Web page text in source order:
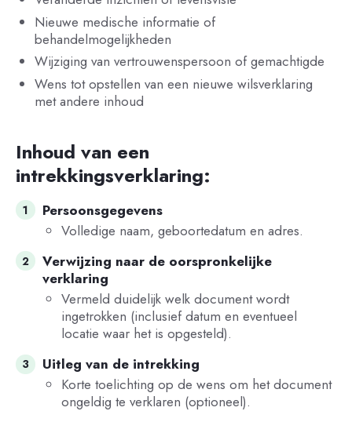
Nieuwe medische informatie of
behandelmogelijkheden
Wijziging van vertrouwenspersoon of gemachtigde
Wens tot opstellen van een nieuwe wilsverklaring
met andere inhoud
Inhoud van een
intrekkingsverklaring:
Persoonsgegevens
Volledige naam, geboortedatum en adres.
Verwijzing naar de oorspronkelijke
verklaring
Vermeld duidelijk welk document wordt
ingetrokken (inclusief datum en eventueel
locatie waar het is opgesteld).
Uitleg van de intrekking
Korte toelichting op de wens om het document
ongeldig te verklaren (optioneel).